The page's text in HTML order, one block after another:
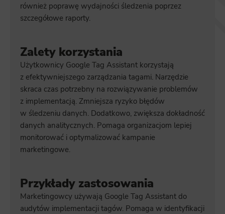
również poprawę wydajności śledzenia poprzez
szczegółowe raporty.
Zalety korzystania
Użytkownicy Google Tag Assistant korzystają
z efektywniejszego zarządzania tagami. Narzędzie
skraca czas potrzebny na rozwiązywanie problemów
z implementacją. Zmniejsza ryzyko błędów
w śledzeniu danych. Dodatkowo, zwiększa dokładność
danych analitycznych. Pomaga organizacjom lepiej
monitorować i optymalizować kampanie
marketingowe.
Przykłady zastosowania
Marketingowcy używają Google Tag Assistant do
audytów implementacji tagów. Pomaga w identyfikacji